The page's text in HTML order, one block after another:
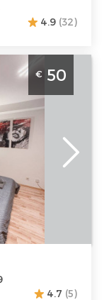
4.9 (32)
Vracar.
:30
€ 50
4.7 (5)